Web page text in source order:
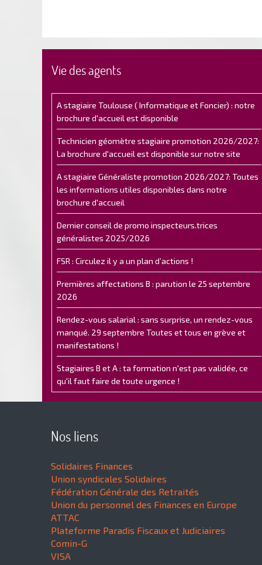
Vie des agents
A stagiaire Toulouse ( Informatique et Foncier) : notre
brochure d'accueil est disponible
Technicien géomètre stagiaire promotion 2026/2027:
La brochure d'accueil est disponible sur notre site
A stagiaire Généraliste promotion 2026/2027: Toutes
les informations utiles disponibles dans notre
brochure d'accueil
Dernier conseil de promo inspecteurs.trices
généralistes 2025/2026
FSR : Circulez il y a un plan d’actions !
Premières affectations B : parution le 25 septembre
2026
Rendez-vous salarial : sans surprise, un rendez-vous
manqué. 29 septembre Toutes et tous en grève et
manifestations !
Stagiaires B et A : ta formation n'est pas validée, ce
qu'il faut faire de toute urgence !
Nos liens
Solidaires Finances
Union syndicales Solidaires
Fédération Générale des Retraités
Union du personnel des Finances en Europe
ATTAC
Plateforme Paradis Fiscaux et Judiciaires
Comin-G
VISA